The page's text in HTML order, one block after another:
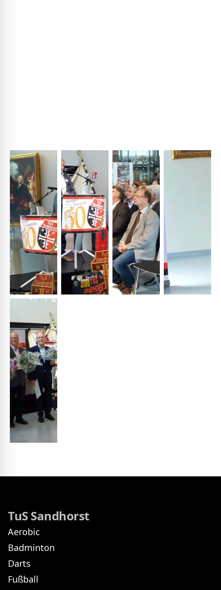
TuS Sandhorst
Aerobic
Badminton
Darts
Fußball